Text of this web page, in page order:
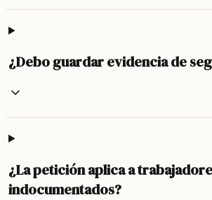
¿Debo guardar evidencia de
¿La petición aplica a
indocumentados?